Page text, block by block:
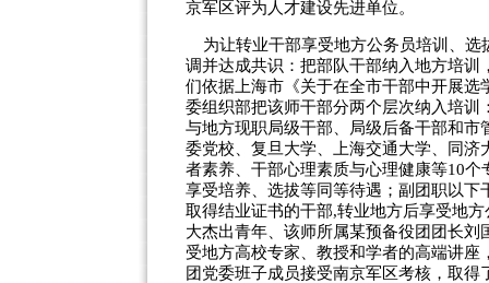
京军区评为人才建设先进单位。
为让转业干部享受地方公务员培训、选
调并达成共识：把部队干部纳入地方培
们依据上海市《关于在全市干部中开展
委组织部把该师干部分两个层次纳入培训
与地方现职局级干部、局级后备干部和
委党校、复旦大学、上海交通大学、同
者素养、干部心理素质与心理健康等10
享受培养、选拔等同等待遇；副团职以下
取得结业证书的干部,转业地方后享受地
大杰出青年、该师所属某预备役团团长
受地方高校专家、教授和学者的高端讲
团党委班子成员接受南京军区考核，取